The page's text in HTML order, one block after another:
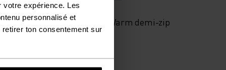
votre expérience. Les
personnalisé et
ton consentement sur
Haut Essential Warm demi-zip
CHF 65.00